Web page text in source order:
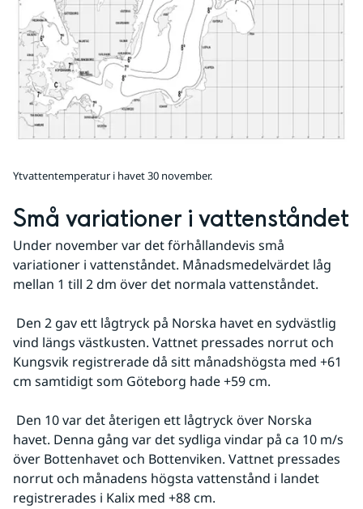
Ytvattentemperatur i havet 30 november.
Små variationer i vattenståndet
Under november var det förhållandevis små
variationer i vattenståndet. Månadsmedelvärdet låg
mellan 1 till 2 dm över det normala vattenståndet.
vind längs västkusten. Vattnet pressades norrut och
Kungsvik registrerade då sitt månadshögsta med +61
cm samtidigt som Göteborg hade +59 cm.
havet. Denna gång var det sydliga vindar på ca 10 m/s
över Bottenhavet och Bottenviken. Vattnet pressades
norrut och månadens högsta vattenstånd i landet
registrerades i Kalix med +88 cm.